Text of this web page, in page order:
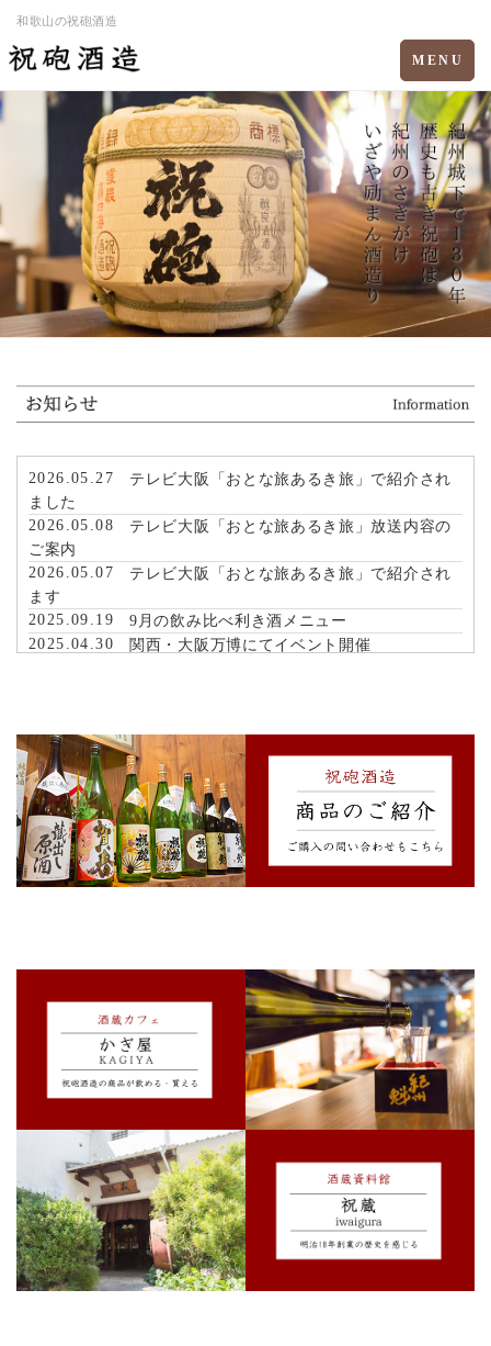
和歌山の祝砲酒造
Toggle
navigation
MENU
2026.05.27
テレビ大阪「おとな旅あるき旅」で紹介され
ました
2026.05.08
テレビ大阪「おとな旅あるき旅」放送内容の
ご案内
2026.05.07
テレビ大阪「おとな旅あるき旅」で紹介され
ます
2025.09.19
9月の飲み比べ利き酒メニュー
2025.04.30
関西・大阪万博にてイベント開催